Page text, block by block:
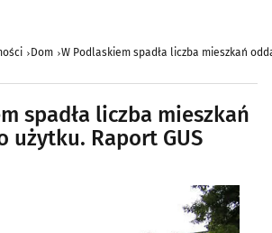
Dom W Podlaskiem spadła liczba mieszkań
spadła liczba mieszkań
użytku. Raport GUS